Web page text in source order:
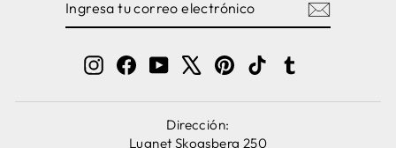
CORREO
InstagramFacebook
YouTube Pinterest
TikTok
Dirección:
Lugnet Skogsberg 250